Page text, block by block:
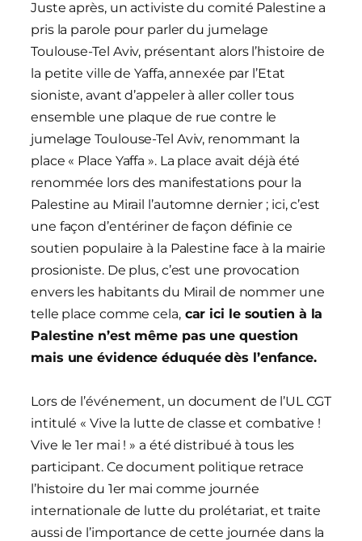
Juste après, un activiste du comité Palestine a
pris la parole pour parler du jumelage
Toulouse-Tel Aviv, présentant alors l’histoire de
la petite ville de Yaffa, annexée par l’Etat
sioniste, avant d’appeler à aller coller tous
ensemble une plaque de rue contre le
jumelage Toulouse-Tel Aviv, renommant la
place « Place Yaffa ». La place avait déjà été
renommée lors des manifestations pour la
Palestine au Mirail l’automne dernier ; ici, c’est
une façon d’entériner de façon définie ce
soutien populaire à la Palestine face à la mairie
prosioniste. De plus, c’est une provocation
envers les habitants du Mirail de nommer une
telle place comme cela,car ici le soutien à la
Palestine n’est même pas une question
mais une évidence éduquée dès l’enfance.
Lors de l’événement, un document de l’UL CGT
intitulé « Vive la lutte de classe et combative !
Vive le 1er mai ! » a été distribué à tous les
participant. Ce document politique retrace
l’histoire du 1er mai comme journée
internationale de lutte du prolétariat, et traite
aussi de l’importance de cette journée dans la